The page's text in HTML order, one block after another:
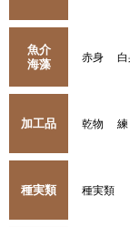
魚介
海藻
赤身
加工品 乾物
種実類 種実類